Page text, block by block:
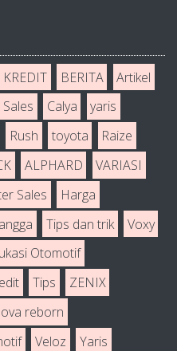
KREDIT BERITA
Artikel
Sales Calya
yaris
Rush toyota
Raize
ALPHARD
VARIASI
Sales
Harga
Tips dan trik
Voxy
Otomotif
Tips
ZENIX
reborn
Veloz
Yaris